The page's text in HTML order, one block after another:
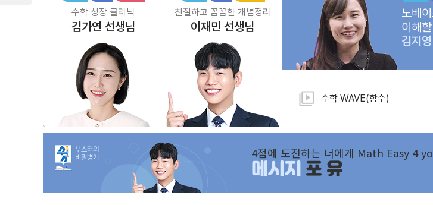
수학 성장 클리닉
김가연 선생님
친절하고 꼼꼼한 개념정리
이재민 선생님
노베
이해
김지영
수학 WAVE(함수)
부스터의
비밀병기
4점에 도전하는 너에게 Math Easy 4
메시지 포 유